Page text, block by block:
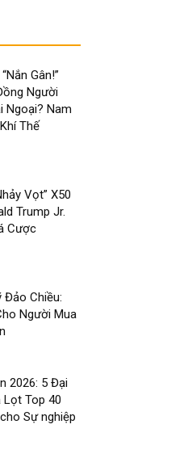
Gân!”
Người
Ngoại? Nam
Thế
Vọt” X50
Trump Jr.
Cược
Đảo Chiều:
Người Mua
2026: 5 Đại
Top 40
Sự nghiệp